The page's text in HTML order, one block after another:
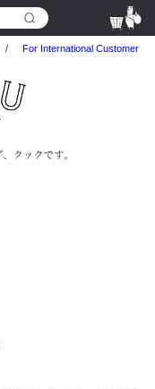
/ For International Customer